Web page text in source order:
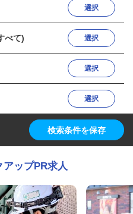
選択
べて) 選択
選択
選択
検索条件を保存
アップPR求人